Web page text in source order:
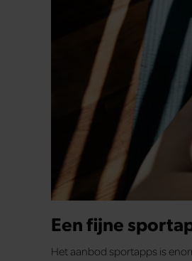
Een fijne
Het aanbod sportapps is